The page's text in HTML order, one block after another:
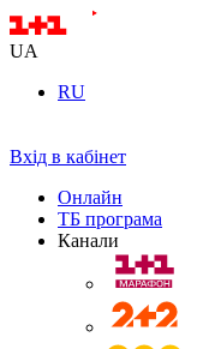
UA
RU
Вхід в кабінет
Онлайн
ТБ програма
Канали